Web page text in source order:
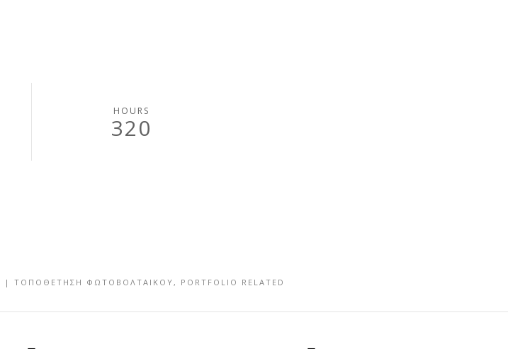
HOURS
320
| ΤΟΠΟΘΕΤΗΣΗ ΦΩΤΟΒΟΛΤΑΙΚΟΥ, PORTFOLIO RELATED